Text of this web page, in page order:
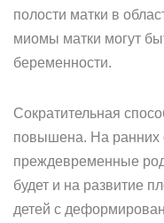
полости матки в
миомы матки могут
беременности.
Сократительная
повышена. На ранних
преждевременные
будет и на развитие
детей с